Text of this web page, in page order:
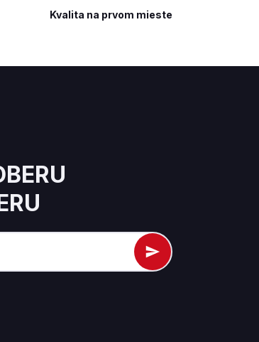
Kvalita na prvom mieste